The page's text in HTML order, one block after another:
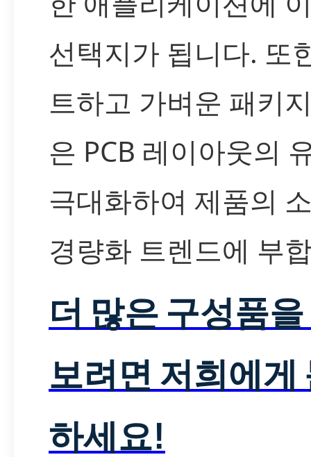
선택지가 됩니다. 또
트하고 가벼운 패키
은 PCB 레이아웃의
극대화하여 제품의
경량화 트렌드에 부
더 많은 구성품
보려면 저희에게
하세요!